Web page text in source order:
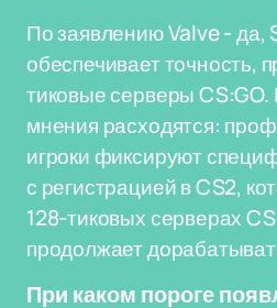
По заявлению Valve - да,
обеспечивает точность,
тиковые серверы CS:GO.
мнения расходятся:
игроки фиксируют
с регистрацией в CS2,
128-тиковых серверах
продолжает
При каком пороге